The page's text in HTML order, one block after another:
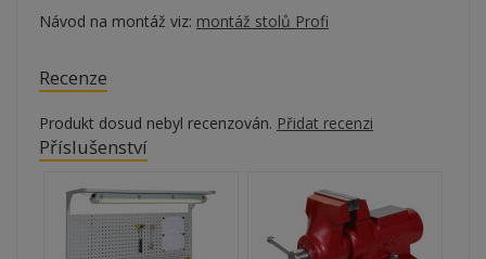
Návod na montáž viz: montáž stolů Profi
Recenze
Produkt dosud nebyl recenzován. Přidat recenzi
Příslušenství